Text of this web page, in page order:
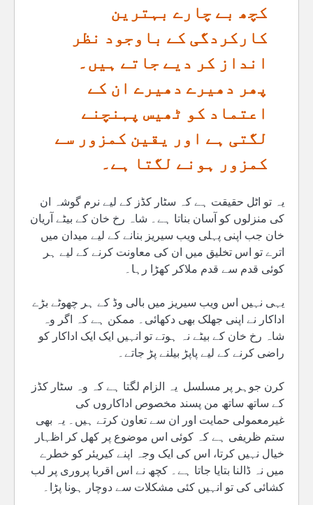
کچھ بے چارے بہترین
کارکردگی کے باوجود نظر
انداز کر دیے جاتے ہیں۔
پھر دھیرے دھیرے ان کے
اعتماد کو ٹھیس پہنچنے
لگتی ہے اور یقین کمزور سے
کمزور ہونے لگتا ہے۔
یہ تو اٹل حقیقت ہے کہ سٹار کڈز کے لیے نرم گوشہ ان
کی منزلوں کو آسان بناتا ہے۔ شاہ رخ خان کے بیٹے آریان
خان جب اپنی پہلی ویب سیریز بنانے کے لیے میدان میں
اترے تو اس تخلیق میں ان کی معاونت کرنے کے لیے ہر
کوئی قدم سے قدم ملاکر کھڑا رہا۔
یہی نہیں اس ویب سیریز میں بالی وڈ کے ہر چھوٹے بڑے
اداکار نے اپنی جھلک بھی دکھائی۔ ممکن ہے کہ اگر وہ
شاہ رخ خان کے بیٹے نہ ہوتے تو انہیں ایک ایک اداکار کو
راضی کرنے کے لیے پاپڑ بیلنے پڑ جاتے۔
کرن جوہر پر مسلسل یہ الزام لگتا ہے کہ وہ سٹار کڈز
کے ساتھ ساتھ من پسند مخصوص اداکاروں کی
غیرمعمولی حمایت اور ان سے تعاون کرتے ہیں۔ یہ بھی
ستم ظریفی ہے کہ کوئی اس موضوع پر کھل کر اظہار
خیال نہیں کرتا، اس کی ایک وجہ اپنے کیریئر کو خطرے
میں نہ ڈالنا بتایا جاتا ہے۔ کچھ نے اس اقربا پروری پر لب
کشائی کی تو انہیں کئی مشکلات سے دوچار ہونا پڑا۔